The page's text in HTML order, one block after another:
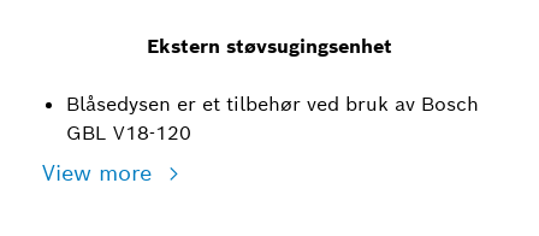
Ekstern støvsugingsenhet
Blåsedysen er et tilbehør ved bruk av Bosch
GBL V18-120
View more